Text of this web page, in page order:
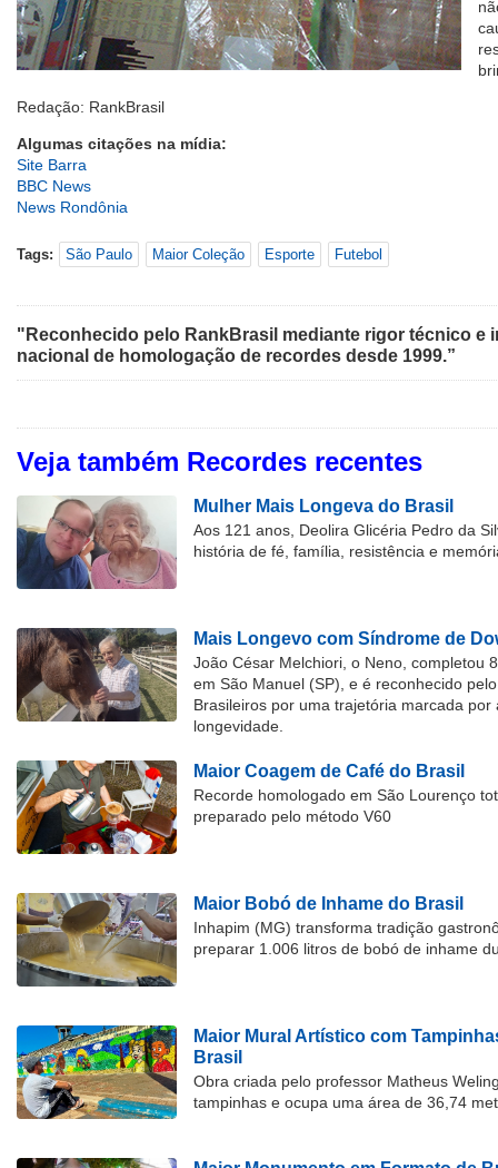
Redação: RankBrasil
Algumas citações na mídia:
Site Barra
BBC News
News Rondônia
Tags: São Paulo Maior Coleção Esporte Futebol
"Reconhecido pelo RankBrasil mediante rigor técnico e
nacional de homologação de recordes desde 1999.”
Veja também Recordes recentes
Mulher Mais Longeva do Brasil
Aos 121 anos, Deolira Glicéria Pedro da
história de fé, família, resistência e
Mais Longevo com Síndrome de
João César Melchiori, o Neno, completou
em São Manuel (SP), e é reconhecido
Brasileiros por uma trajetória marcada por
longevidade.
Maior Coagem de Café do Brasil
Recorde homologado em São Lourenço
preparado pelo método V60
Maior Bobó de Inhame do Brasil
Inhapim (MG) transforma tradição
preparar 1.006 litros de bobó de inhame
Maior Mural Artístico com
Brasil
Obra criada pelo professor Matheus
tampinhas e ocupa uma área de 36,74